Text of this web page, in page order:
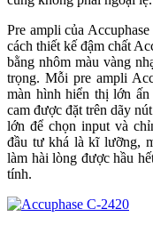
Pre ampli của
cách thiết kế đậm chất
bằng nhôm màu vàng
trọng. Mỗi pre ampli
màn hình hiển thị lớn
cam được đặt trên dãy
lớn để chọn input và
đầu tư khá là kĩ lưỡng,
làm hài lòng được hầu
tính.